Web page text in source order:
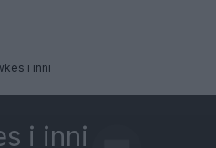
i inni
i inni